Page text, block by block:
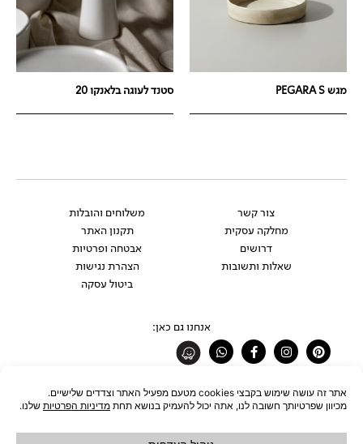
מגש PEGARA S סטנד לעוגה בלאנקו 20
צור קשר
מחלקה עסקית
דרושים
שאלות ותשובות
משלוחים והובלות
תקנון האתר
אבטחה ופרטיות
הצהרת נגישות
ביטול עסקה
אנחנו גם כאן:
Pinterest
Instagram
Facebook-
f
Whatsapp
רוצים להתעדכן לפני כולם?